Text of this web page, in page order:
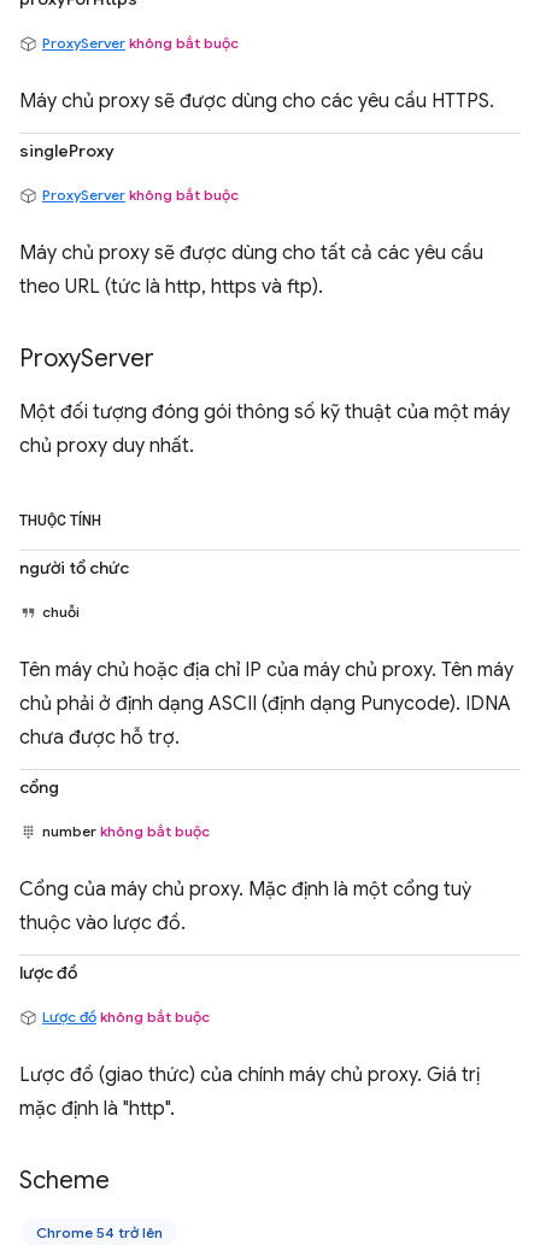
ProxyServer không bắt buộc
Máy chủ proxy sẽ được dùng cho các yêu cầu HTTPS.
singleProxy
ProxyServer không bắt buộc
Máy chủ proxy sẽ được dùng cho tất cả các yêu cầu
theo URL (tức là http, https và ftp).
ProxyServer
Một đối tượng đóng gói thông số kỹ thuật của một máy
chủ proxy duy nhất.
THUỘC TÍNH
người tổ chức
chuỗi
Tên máy chủ hoặc địa chỉ IP của máy chủ proxy. Tên máy
chủ phải ở định dạng ASCII (định dạng Punycode). IDNA
chưa được hỗ trợ.
cổng
number không bắt buộc
Cổng của máy chủ proxy. Mặc định là một cổng tuỳ
thuộc vào lược đồ.
lược đồ
Lược đồ không bắt buộc
Lược đồ (giao thức) của chính máy chủ proxy. Giá trị
mặc định là "http".
Scheme
Chrome 54 trở lên